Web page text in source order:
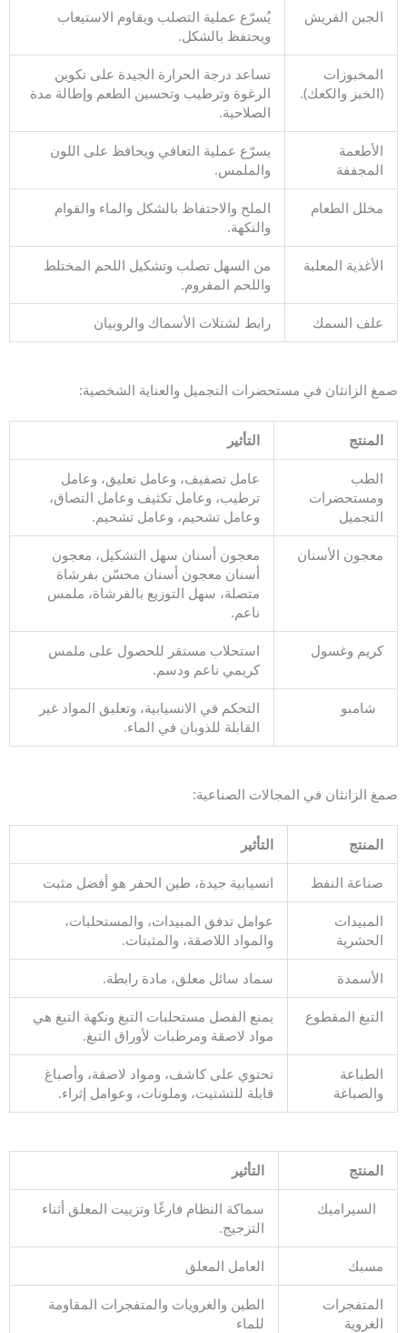
الجبن القريش
يُسرّع عملية التصلب ويقاوم الاستيعاب
ويحتفظ بالشكل.
المخبوزات
(الخبز والكعك).
تساعد درجة الحرارة الجيدة على تكوين
الرغوة وترطيب وتحسين الطعم وإطالة مدة
الصلاحية.
الأطعمة
المجففة
يسرّع عملية التعافي ويحافظ على اللون
والملمس.
مخلل الطعام
الملح والاحتفاظ بالشكل والماء والقوام
والنكهة.
الأغذية المعلبة
من السهل تصلب وتشكيل اللحم المختلط
واللحم المفروم.
علف السمك رابط لشتلات الأسماك والروبيان
صمغ الزانثان في مستحضرات التجميل والعناية الشخصية:
المنتج التأثير
الطب
ومستحضرات
التجميل
عامل تصفيف، وعامل تعليق، وعامل
ترطيب، وعامل تكثيف وعامل التصاق،
وعامل تشحيم، وعامل تشحيم.
معجون الأسنان
معجون أسنان سهل التشكيل، معجون
أسنان معجون أسنان محسّن بفرشاة
متصلة، سهل التوزيع بالفرشاة، ملمس
ناعم.
كريم وغسول
استحلاب مستقر للحصول على ملمس
كريمي ناعم ودسم.
شامبو
التحكم في الانسيابية، وتعليق المواد غير
القابلة للذوبان في الماء.
صمغ الزانثان في المجالات الصناعية:
المنتج التأثير
صناعة النفط انسيابية جيدة، طين الحفر هو أفضل مثبت
المبيدات
الحشرية
عوامل تدفق المبيدات، والمستحلبات،
والمواد اللاصقة، والمثبتات.
الأسمدة سماد سائل معلق، مادة رابطة.
التبغ المقطوع
يمنع الفصل مستحلبات التبغ ونكهة التبغ هي
مواد لاصقة ومرطبات لأوراق التبغ.
الطباعة
والصباغة
تحتوي على كاشف، ومواد لاصقة، وأصباغ
قابلة للتشتيت، وملونات، وعوامل إثراء.
المنتج التأثير
السيراميك
سماكة النظام فارغًا وتزييت المعلق أثناء
التزجيج.
مسبك العامل المعلق
المتفجرات
الغروية
الطين والغرويات والمتفجرات المقاومة
للماء